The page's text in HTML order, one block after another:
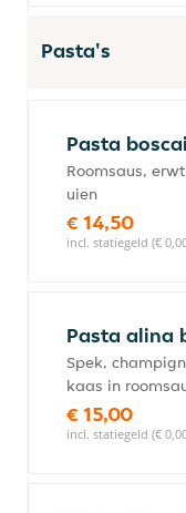
Pasta's
Pasta
Roomsaus,
uien
€ 14,50
incl. statiegeld (€
Pasta alina
Spek,
kaas in
€ 15,00
incl. statiegeld (€